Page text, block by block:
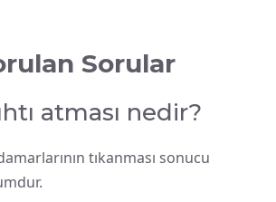
Sorular
atması nedir?
tıkanması sonucu